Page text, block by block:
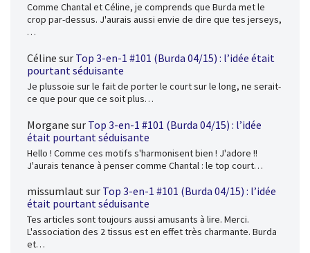
Comme Chantal et Céline, je comprends que Burda met le
crop par-dessus. J'aurais aussi envie de dire que tes jerseys,
…
Céline sur Top 3-en-1 #101 (Burda 04/15) : l’idée était
pourtant séduisante
Je plussoie sur le fait de porter le court sur le long, ne serait-
ce que pour que ce soit plus…
Morgane sur Top 3-en-1 #101 (Burda 04/15) : l’idée
était pourtant séduisante
Hello ! Comme ces motifs s'harmonisent bien ! J'adore !!
J'aurais tenance à penser comme Chantal : le top court…
missumlautsur Top 3-en-1 #101 (Burda 04/15) : l’idée
était pourtant séduisante
Tes articles sont toujours aussi amusants à lire. Merci.
L'association des 2 tissus est en effet très charmante. Burda
et…